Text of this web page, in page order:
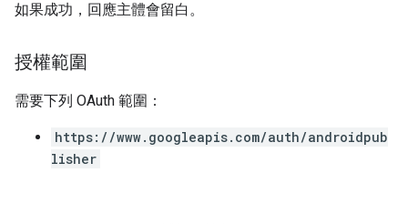
如果成功，回應主體會留白。
授權範圍
需要下列 OAuth 範圍：
https://www.googleapis.com/auth/androidpub
lisher